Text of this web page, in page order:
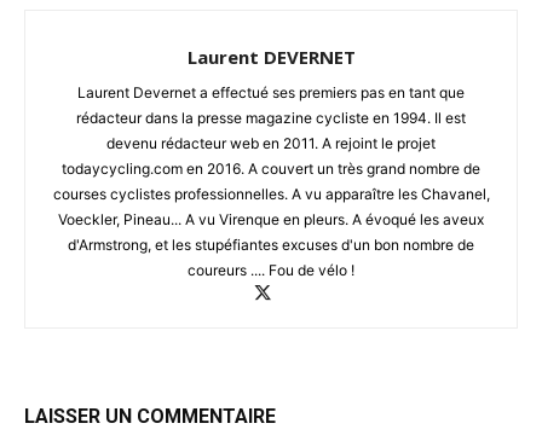
Laurent DEVERNET
Laurent Devernet a effectué ses premiers pas en tant que
rédacteur dans la presse magazine cycliste en 1994. Il est
devenu rédacteur web en 2011. A rejoint le projet
todaycycling.com en 2016. A couvert un très grand nombre de
courses cyclistes professionnelles. A vu apparaître les Chavanel,
Voeckler, Pineau... A vu Virenque en pleurs. A évoqué les aveux
d'Armstrong, et les stupéfiantes excuses d'un bon nombre de
coureurs .... Fou de vélo !
LAISSER UN COMMENTAIRE